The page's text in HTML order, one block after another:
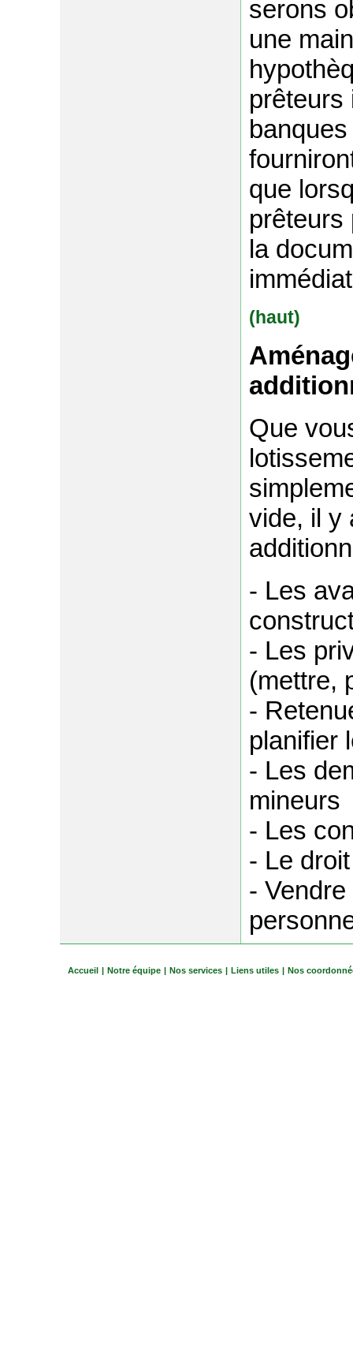
serons
une
prêteurs
que
prêteurs
la
(haut)
Que
vide, il y
- Les
- Les
(mettre,
-
planifier
- Les
mineurs
- Les
- Le
-
Accueil | Notre équipe | Nos services | Liens utiles | Nos